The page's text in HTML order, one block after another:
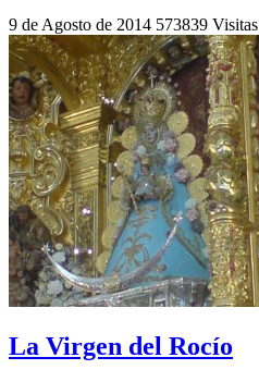
9 de Agosto de 2014 573839 Visitas
La Virgen del Rocío